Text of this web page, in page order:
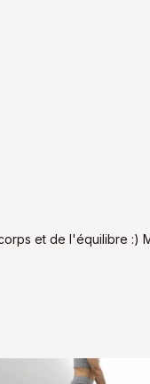
et de l'équilibre :)